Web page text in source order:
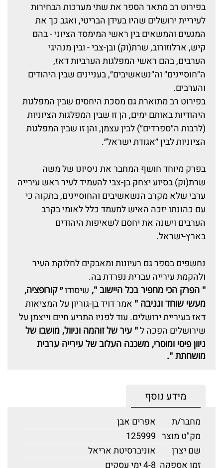
בפירוט רב מתאר הספר את שתי מערכות הבחירות
לעיריית ירושלים שהיו בעידן הבריטי, ואגב כך את
המגעים והמשאים בין ראשי המימסד הציוני - בהם
קיש, ארלוזורוב, שרת(וק) ובן-צבי - ובין מנהיגי
הערבים, בהם ראשי המפלגות הערביות דאז,
ה״חוסיינים״ וה״נשאשיבים״, בעניינים שבין היהודים
והערבים.
בפירוט רב מתוארת גם מסכת היחסים שבין המפלגות
היהודיות באותם ימים, הן זו שבין המפלגות הציוניות
(לרבות ה״ספרדים״) לבין עצמן, והן זו שבין המפלגות
הציוניות לבין ״אגודת ישראל״.
בפרק מיוחד חושף המחבר את ניסיונו של משה
שרת(וק) בסיוע יצחק בן-צבי להעמיד לעיר ראש עירייה
ערבי שלא מקרב הנשאשיבים והחוסיינים, בתקוה כי
עם כהונתו יזכה האיש למעמד כלל לאומי בקרב
הערבים וישנה את יחסם לשאיפות היהודים
בארץ-ישראל.
נחשפים בספר גם רעיונות ומאבקים לחלוקת העיר
ולהקמת עירייה עברית נפרדת בה.
" הפרק הכי מחפיר בכל היישוב ", שיסודו״ קורופציה,
מעשי שוחד וגניבה " אמר דויד בן-גוריון על המציאות
דאז בעיריית ירושלים. עוד לפניו התריע חיים וייצמן על
שירושלים הפכה ל" עיר של זוהמה וניוול, מושבו של
ניוון פיסי ומוסרי, משכנה העלוב של עירייה ערבית
מושחתת ".
מידע נוסף
מחבר/ת
אפרים אבן
מק"ט מוצר 125999
שם יצרן
אוניברסיטת אריאל
זמן אספקה 4-8 ימי עסקים